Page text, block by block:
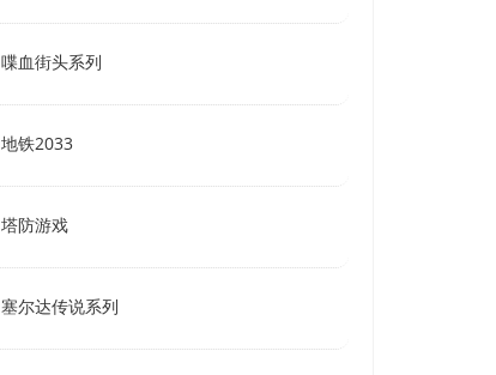
喋血街头系列
地铁2033
塔防游戏
塞尔达传说系列